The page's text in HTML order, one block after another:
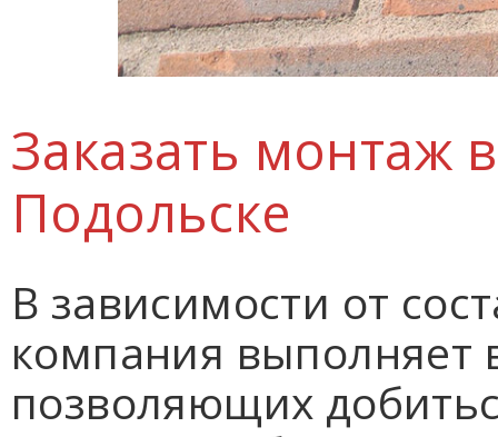
Заказать монтаж
Подольске
В зависимости от
компания выполняет
позволяющих